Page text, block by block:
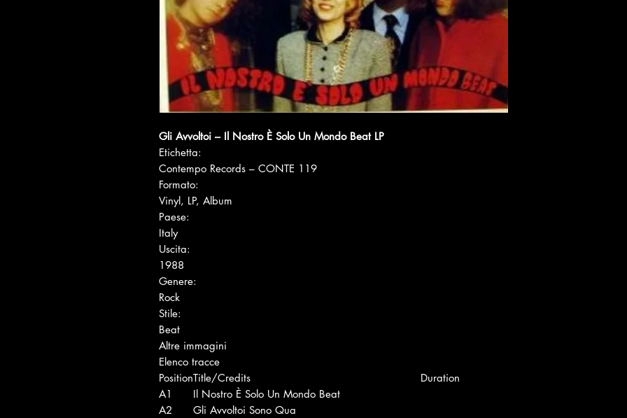
Gli Avvoltoi ‎– Il Nostro È Solo Un Mondo Beat LP
Etichetta:
Contempo Records ‎– CONTE 119
Formato:
Vinyl, LP, Album
Paese:
Italy
Uscita:
1988
Genere:
Rock
Stile:
Beat
Altre immagini
Elenco tracce
PositionTitle/Credits
Duration
A1
Il Nostro È Solo Un Mondo Beat
A2
Gli Avvoltoi Sono Qua